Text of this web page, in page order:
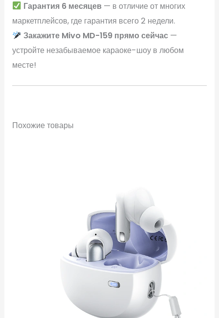
Гарантия 6 месяцев — в отличие от многих
маркетплейсов, где гарантия всего 2 недели.
Закажите Mivo MD-159 прямо сейчас—
устройте незабываемое караоке-шоу в любом
месте!
Похожие товары